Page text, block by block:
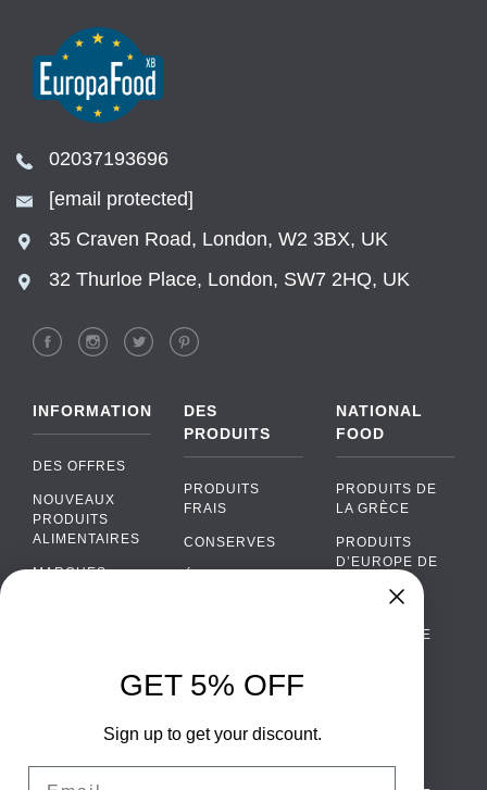
02037193696
[email protected]
35 Craven Road, London, W2 3BX, UK
32 Thurloe Place, London, SW7 2HQ, UK
INFORMATION
DES OFFRES
NOUVEAUX
PRODUITS
ALIMENTAIRES
MARQUES
CONTACTEZ
DES
PRODUITS
PRODUITS
FRAIS
CONSERVES
ALCOOL
ALIMENTAIRES
NATIONAL
FOOD
PRODUITS DE
LA GRÈCE
PRODUITS
D’EUROPE DE
PORTUGAISE
WhatsApp
Facebook Messenger
GET 5% OFF
Sign up to get your discount.